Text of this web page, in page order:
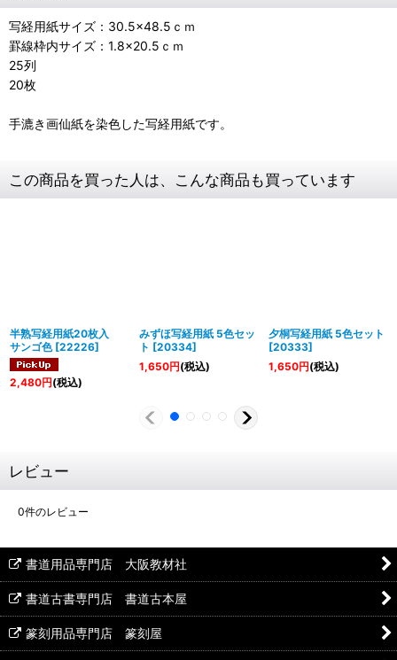
写経用紙サイズ：30.5×48.5ｃｍ
罫線枠内サイズ：1.8×20.5ｃｍ
25列
20枚
手漉き画仙紙を染色した写経用紙です。
この商品を買った人は、こんな商品も買っています
半熟写経用紙20枚入
サンゴ色 [22226]
2,480円(税込)
みずほ写経用紙 5色セッ
ト [20334]
1,650円(税込)
夕桐写経用紙 5色セット
[20333]
1,650円(税込)
レビュー
0件のレビュー
書道用品専門店 大阪教材社
書道古書専門店 書道古本屋
篆刻用品専門店 篆刻屋